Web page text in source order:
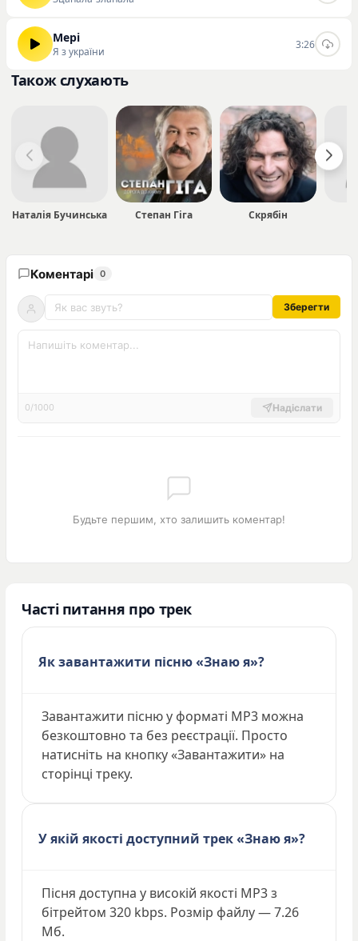
Мері
Я з україни
3:26
Також слухають
Наталія Бучинська Степан Гіга Скрябін
Коментарі 0
Зберегти
0/1000 Надіслати
Будьте першим, хто залишить коментар!
Часті питання про трек
Як завантажити пісню «Знаю я»?
Завантажити пісню у форматі MP3 можна
безкоштовно та без реєстрації. Просто
натисніть на кнопку «Завантажити» на
сторінці треку.
У якій якості доступний трек «Знаю я»?
Пісня доступна у високій якості MP3 з
бітрейтом 320 kbps. Розмір файлу — 7.26
Мб.